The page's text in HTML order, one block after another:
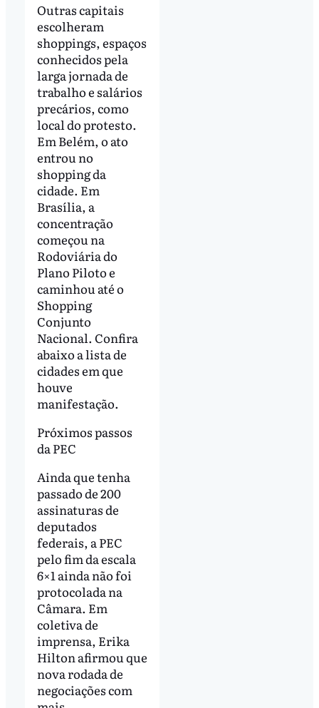
Outras capitais
escolheram
shoppings, espaços
conhecidos pela
larga jornada de
trabalho e salários
precários, como
local do protesto.
Em Belém, o ato
entrou no
shopping da
cidade. Em
Brasília, a
concentração
começou na
Rodoviária do
Plano Piloto e
caminhou até o
Shopping
Conjunto
Nacional. Confira
abaixo a lista de
cidades em que
houve
manifestação.
Próximos passos
da PEC
Ainda que tenha
passado de 200
assinaturas de
deputados
federais, a PEC
pelo fim da escala
6×1 ainda não foi
protocolada na
Câmara. Em
coletiva de
imprensa, Erika
Hilton afirmou que
nova rodada de
negociações com